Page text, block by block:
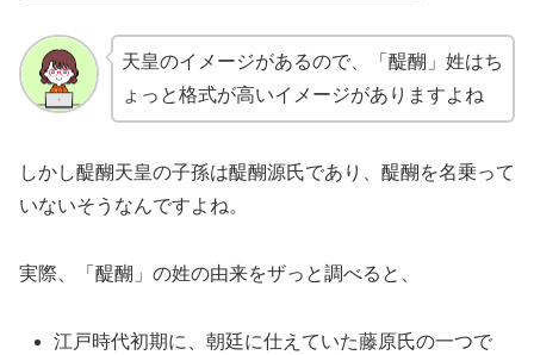
天皇のイメージがあるので、「醍醐」姓はち
ょっと格式が高いイメージがありますよね
しかし醍醐天皇の子孫は醍醐源氏であり、醍醐を名乗って
いないそうなんですよね。
実際、「醍醐」の姓の由来をザっと調べると、
江戸時代初期に、朝廷に仕えていた藤原氏の一つで